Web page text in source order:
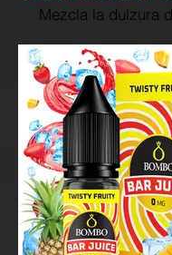
Mezcla la dulzura
intensidad del
tropical